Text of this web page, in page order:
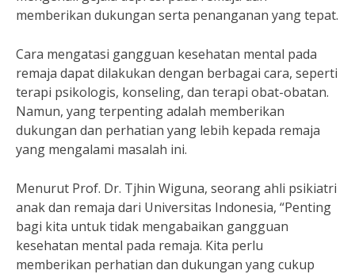
memberikan dukungan serta penanganan yang tepat.
Cara mengatasi gangguan kesehatan mental pada
remaja dapat dilakukan dengan berbagai cara, seperti
terapi psikologis, konseling, dan terapi obat-obatan.
Namun, yang terpenting adalah memberikan
dukungan dan perhatian yang lebih kepada remaja
yang mengalami masalah ini.
Menurut Prof. Dr. Tjhin Wiguna, seorang ahli psikiatri
anak dan remaja dari Universitas Indonesia, “Penting
bagi kita untuk tidak mengabaikan gangguan
kesehatan mental pada remaja. Kita perlu
memberikan perhatian dan dukungan yang cukup